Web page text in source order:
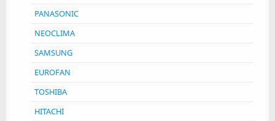
PANASONIC
NEOCLIMA
SAMSUNG
EUROFAN
TOSHIBA
HITACHI